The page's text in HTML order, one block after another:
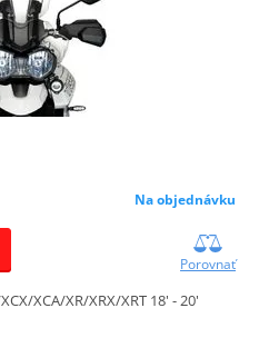
Na objednávku
Porovnať
XCA/XR/XRX/XRT 18' - 20'